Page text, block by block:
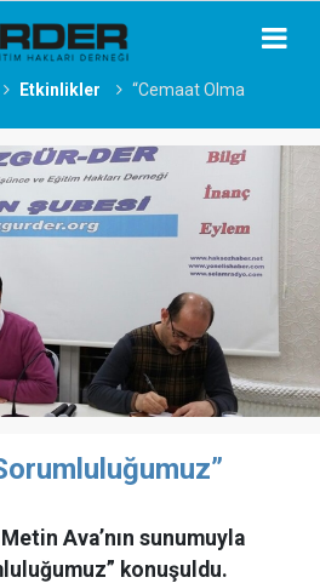
Etkinlikler
“Cemaat Olma
Ava’nın sunumuyla
konuşuldu.